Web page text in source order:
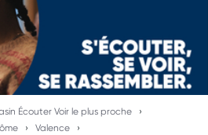
Écouter Voir le plus proche
Valence